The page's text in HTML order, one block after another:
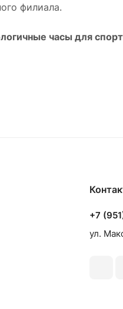
филиала.
часы для
+7
ул.